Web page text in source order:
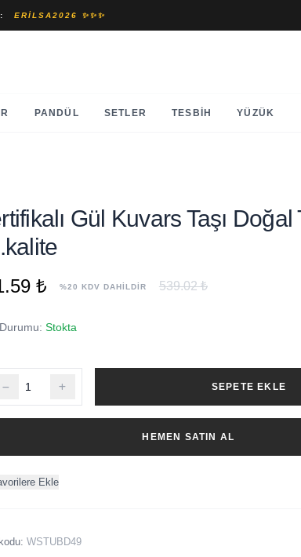
ERILSA2026 ✨✨✨
PANDÜL SETLER TESBIH YÜZÜK
Gül Kuvars Taşı Doğal
₺ %20 KDV DAHİLDİR 539.02 ₺
Stokta
SEPETE EKLE
HEMEN SATIN AL
Ekle
WSTUBD49